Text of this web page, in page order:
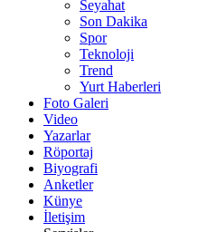
Seyahat
Son Dakika
Spor
Teknoloji
Trend
Yurt Haberleri
Foto Galeri
Video
Yazarlar
Röportaj
Biyografi
Anketler
Künye
İletişim